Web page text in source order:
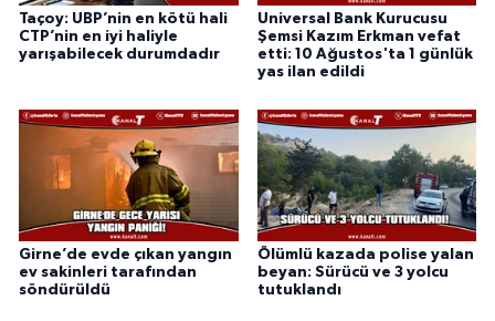
Taçoy: UBP’nin en kötü hali
CTP’nin en iyi haliyle
yarışabilecek durumdadır
Universal Bank Kurucusu
Şemsi Kazım Erkman vefat
etti: 10 Ağustos'ta 1 günlük
yas ilan edildi
Girne’de evde çıkan yangın
ev sakinleri tarafından
söndürüldü
Ölümlü kazada polise yalan
beyan: Sürücü ve 3 yolcu
tutuklandı